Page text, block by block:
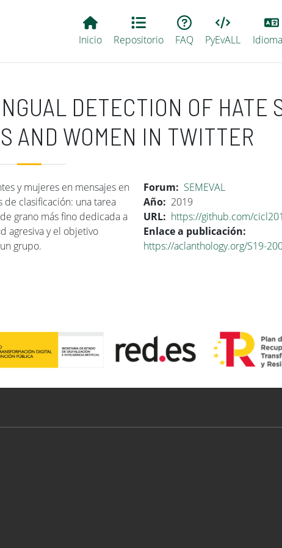
Main EvALL
Inicio Repositorio FAQ PyEvALL
Lang
Idioma
DETECTION OF HATE
AND WOMEN IN TWITTER
y mujeres en mensajes en
de clasificación: una tarea
grano más fino dedicada a
agresiva y el objetivo
grupo.
Forum
SEMEVAL
Año
2019
URL
https://github.com/
Enlace a publicación
https://aclanthology.org/S19-